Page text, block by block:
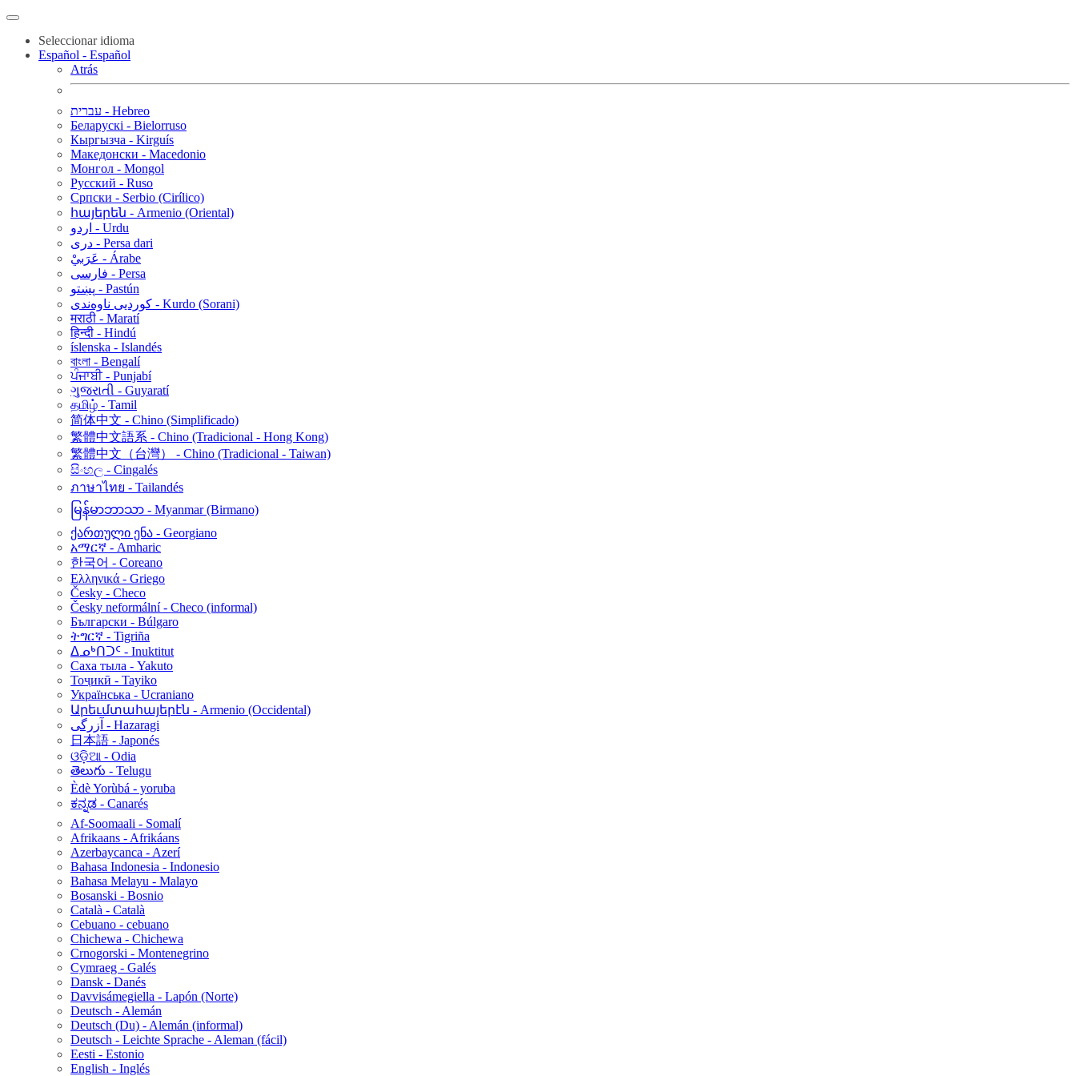
Seleccionar idioma
Español - Español
Atrás
עברית - Hebreo
Беларускі - Bielorruso
Кыргызча - Kirguís
Македонски - Macedonio
Монгол - Mongol
Русский - Ruso
Српски - Serbio (Cirílico)
հայերեն - Armenio (Oriental)
اردو - Urdu
دری - Persa dari
عَرَبيْ - Árabe
فارسی - Persa
پښتو - Pastún
کوردیی ناوەندی - Kurdo (Sorani)
मराठी - Maratí
हिन्दी - Hindú
íslenska - Islandés
বাংলা - Bengalí
ਪੰਜਾਬੀ - Punjabí
ગુજરાતી - Guyaratí
தமிழ் - Tamil
简体中文 - Chino (Simplificado)
繁體中文語系 - Chino (Tradicional - Hong Kong)
繁體中文（台灣） - Chino (Tradicional - Taiwan)
සිංහල - Cingalés
ภาษาไทย - Tailandés
မြန်မာဘာသာ - Myanmar (Birmano)
ქართული ენა - Georgiano
አማርኛ - Amharic
한국어 - Coreano
Ελληνικά - Griego
Česky - Checo
Česky neformální - Checo (informal)
Български - Búlgaro
ትግርኛ - Tigriña
ᐃᓄᒃᑎᑐᑦ - Inuktitut
Саха тыла - Yakuto
Тоҷикӣ - Tayiko
Українська - Ucraniano
Արեւմտահայերէն - Armenio (Occidental)
آزرگی - Hazaragi
日本語 - Japonés
ଓଡ଼ିଆ - Odia
తెలుగు - Telugu
Èdè Yorùbá - yoruba
ಕನ್ನಡ - Canarés
Af-Soomaali - Somalí
Afrikaans - Afrikáans
Azerbaycanca - Azerí
Bahasa Indonesia - Indonesio
Bahasa Melayu - Malayo
Bosanski - Bosnio
Català - Català
Cebuano - cebuano
Chichewa - Chichewa
Crnogorski - Montenegrino
Cymraeg - Galés
Dansk - Danés
Davvisámegiella - Lapón (Norte)
Deutsch - Alemán
Deutsch (Du) - Alemán (informal)
Deutsch - Leichte Sprache - Aleman (fácil)
Eesti - Estonio
English - Inglés